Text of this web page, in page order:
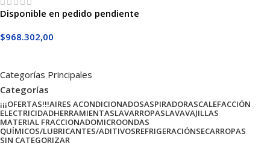
Disponible en pedido pendiente
$968.302,00
Categorías Principales
Categorías
¡¡¡OFERTAS!!!AIRES ACONDICIONADOSASPIRADORASCALEFACCIÓN
ELECTRICIDADHERRAMIENTASLAVARROPASLAVAVAJILLAS
MATERIAL FRACCIONADOMICROONDAS
QUÍMICOS/LUBRICANTES/ADITIVOSREFRIGERACIÓNSECARROPAS
SIN CATEGORIZAR